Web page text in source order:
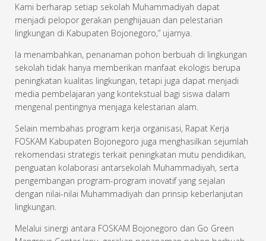
Kami berharap setiap sekolah Muhammadiyah dapat
menjadi pelopor gerakan penghijauan dan pelestarian
lingkungan di Kabupaten Bojonegoro,” ujarnya.
Ia menambahkan, penanaman pohon berbuah di lingkungan
sekolah tidak hanya memberikan manfaat ekologis berupa
peningkatan kualitas lingkungan, tetapi juga dapat menjadi
media pembelajaran yang kontekstual bagi siswa dalam
mengenal pentingnya menjaga kelestarian alam.
Selain membahas program kerja organisasi, Rapat Kerja
FOSKAM Kabupaten Bojonegoro juga menghasilkan sejumlah
rekomendasi strategis terkait peningkatan mutu pendidikan,
penguatan kolaborasi antarsekolah Muhammadiyah, serta
pengembangan program-program inovatif yang sejalan
dengan nilai-nilai Muhammadiyah dan prinsip keberlanjutan
lingkungan.
Melalui sinergi antara FOSKAM Bojonegoro dan Go Green